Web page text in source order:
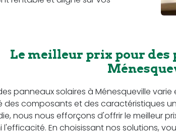
Le meilleur prix pour des
panneaux solaires à Ménesqueville
des composants et des caractéristiques
nous nous efforçons d'offrir le meilleur
l'efficacité. En choisissant nos solutions,